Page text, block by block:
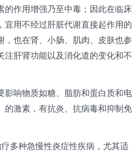
作用增强乃至中毒；因此在临床
用不经过肝脏代谢直接起作用的
也在肾、小肠、肌肉、皮肤也参
肝肾功能以及消化道的变化和不
响物质如糖、脂肪和蛋白质和电
的激素，有抗炎、抗病毒和抑制免
多种急慢性炎症性疾病，尤其适